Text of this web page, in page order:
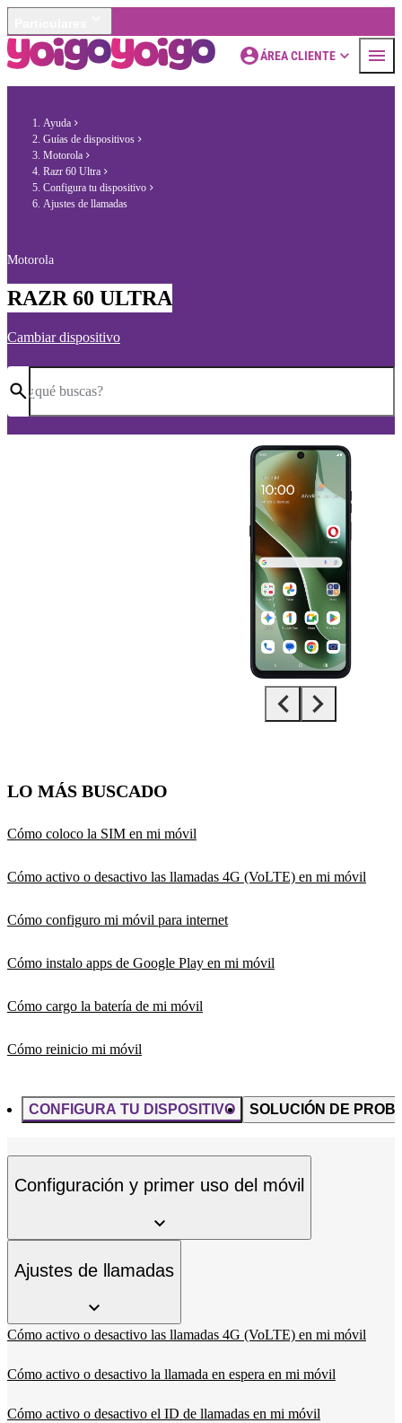
ÁREA CLIENTE
Ayuda
Guías de dispositivos
Motorola
Razr 60 Ultra
Configura tu dispositivo
Ajustes de llamadas
Motorola
RAZR 60 ULTRA
Cambiar dispositivo
¿qué buscas?
LO MÁS BUSCADO
Cómo coloco la SIM en mi móvil
Cómo activo o desactivo las llamadas 4G (VoLTE) en mi móvil
Cómo configuro mi móvil para internet
Cómo instalo apps de Google Play en mi móvil
Cómo cargo la batería de mi móvil
Cómo reinicio mi móvil
CONFIGURA TU DISPOSITIVO SOLUCIÓN DE
Configuración y primer uso del móvil
Ajustes de llamadas
Cómo activo o desactivo las llamadas 4G (VoLTE) en mi móvil
Cómo activo o desactivo la llamada en espera en mi móvil
Cómo activo o desactivo el ID de llamadas en mi móvil